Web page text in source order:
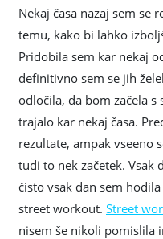
ni
Nekaj časa nazaj sem se res usedla in začela razmišljati o
temu, kako bi lahko
Pridobila sem kar nekaj
definitivno sem se jih
odločila, da bom začela s
trajalo kar nekaj časa.
rezultate, ampak vseeno
tudi to nek začetek. Vsak
čisto vsak dan sem
street workout. Street
nisem še nikoli pomislila